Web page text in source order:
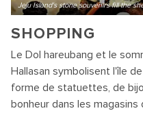
Jeju Island's stone souvenirs fill the
SHOPPING
Le Dol hareubang et le
Hallasan symbolisent l'île
forme de statuettes, de
bonheur dans les